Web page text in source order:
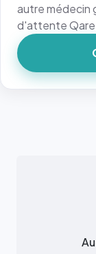
autre médecin
d'attente